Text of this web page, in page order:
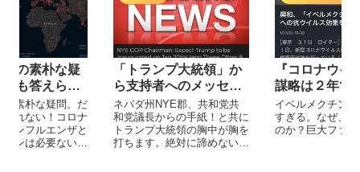
の素朴な疑
も答えられ
の素朴な疑問。だ
られない！コロナ
ンフルエンザと
チンは必要ない！
「トランプ大統領」か
ら支持者へのメッセー
ジ！1/8/2021
ネバダ州NYE郡、共和党共
和党議長からの手紙！と共に
トランプ大統領の胸中が胸を
打ちます。絶対に諦めないト
『コロナウイ
謀略は２年で
巨大ファーマ
ンビジネス】
ート】全体主
イベルメクチン
すぎる。なぜ、
のか？巨大ファ